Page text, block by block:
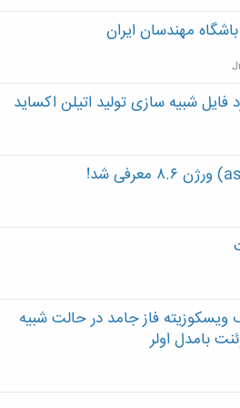
شبیه سازی تولید اتیلن اکساید
ویسکوزیته فاز جامد در حالت شبیه
بامدل اولر